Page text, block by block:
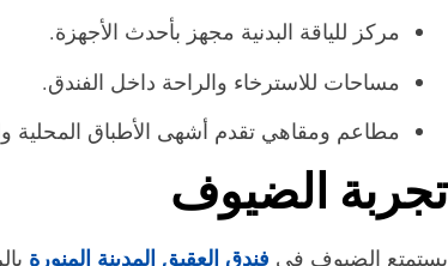
مركز للياقة البدنية مجهز بأحدث الأجهزة.
مساحات للاسترخاء والراحة داخل الفندق.
مطاعم ومقاهي تقدم أشهى الأطباق المحلية
تجربة الضيوف
يستمتع الضيوف في فندق العقيق المدينة المنورة